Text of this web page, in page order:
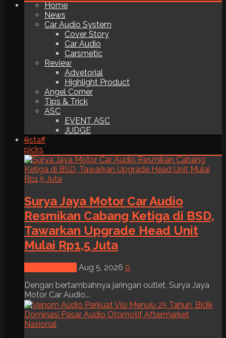
Home
News
Car Audio System
Cover Story
Car Audio
Carsmetic
Review
Advetorial
Highlight Product
Angel Corner
Tips & Trick
ASC
EVENT ASC
JUDGE
6staff
picks
Surya Jaya Motor Car Audio
Resmikan Cabang Ketiga di BSD,
Tawarkan Upgrade Head Unit
Mulai Rp1,5 Juta
Aug 5, 2026 0
Dengan bertambahnya jaringan outlet, Surya Jaya
Motor Car Audio...